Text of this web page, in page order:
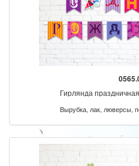
Гирлянда
Вырубка, лак, люверсы,